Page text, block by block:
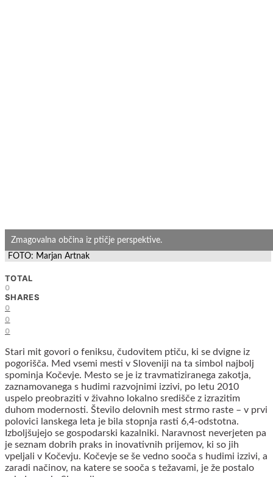
Zmagovalna občina iz ptičje perspektive.
FOTO: Marjan Artnak
TOTAL
0
SHARES
0
0
0
Stari mit govori o feniksu, čudovitem ptiču, ki se dvigne iz
pogorišča. Med vsemi mesti v Sloveniji na ta simbol najbolj
spominja Kočevje. Mesto se je iz travmatiziranega zakotja,
zaznamovanega s hudimi razvojnimi izzivi, po letu 2010
uspelo preobraziti v živahno lokalno središče z izrazitim
duhom modernosti. Število delovnih mest strmo raste – v prvi
polovici lanskega leta je bila stopnja rasti 6,4-odstotna.
Izboljšujejo se gospodarski kazalniki. Naravnost neverjeten pa
je seznam dobrih praks in inovativnih prijemov, ki so jih
vpeljali v Kočevju. Kočevje se še vedno sooča s hudimi izzivi, a
zaradi načinov, na katere se sooča s težavami, je že postalo